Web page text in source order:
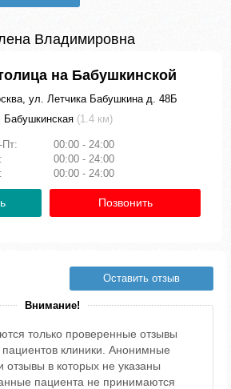
Владимировна
на Бабушкинской
ул. Летчика Бабушкина д. 48Б
Бабушкинская (1.4 км)
Пт:
00:00 - 24:00
00:00 - 24:00
00:00 - 24:00
Позвонить
Оставить отзыв
Внимание!
только проверенные отзывы
клиники. Анонимные
отзывы в которых не указаны
пациента не принимаются